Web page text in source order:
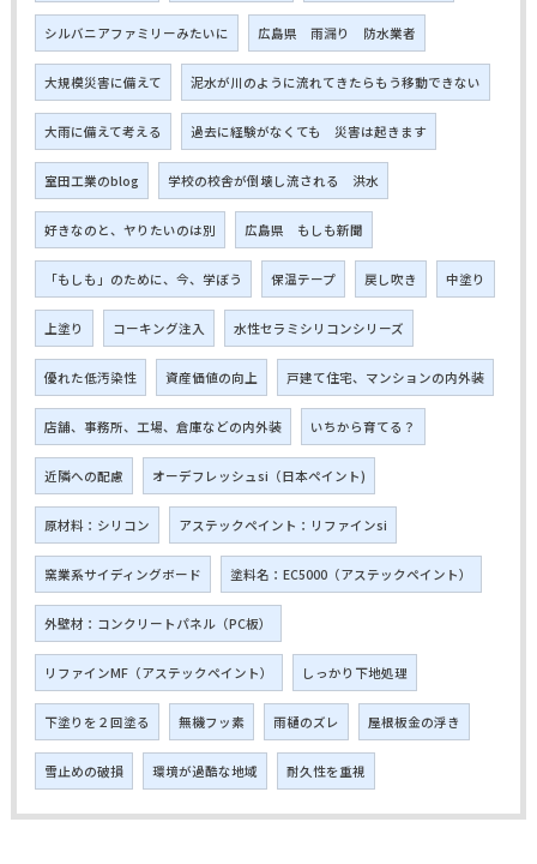
シルバニアファミリーみたいに 広島県 雨漏り 防水業者
大規模災害に備えて 泥水が川のように流れてきたらもう移動できない
大雨に備えて考える 過去に経験がなくても 災害は起きます
室田工業のblog 学校の校舎が倒壊し流される 洪水
好きなのと、ヤりたいのは別 広島県 もしも新聞
「もしも」のために、今、学ぼう 保温テープ 戻し吹き 中塗り
上塗り コーキング注入 水性セラミシリコンシリーズ
優れた低汚染性 資産価値の向上 戸建て住宅、マンションの内外装
店舗、事務所、工場、倉庫などの内外装 いちから育てる？
近隣への配慮 オーデフレッシュsi（日本ペイント)
原材料：シリコン アステックペイント：リファインsi
窯業系サイディングボード 塗料名：EC5000（アステックペイント）
外壁材：コンクリートパネル（PC板）
リファインMF（アステックペイント） しっかり下地処理
下塗りを２回塗る 無機フッ素 雨樋のズレ 屋根板金の浮き
雪止めの破損 環境が過酷な地域 耐久性を重視